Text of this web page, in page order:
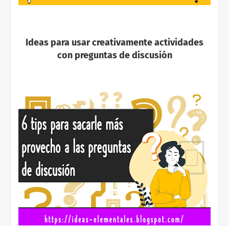
Ideas para usar creativamente actividades
con preguntas de discusión